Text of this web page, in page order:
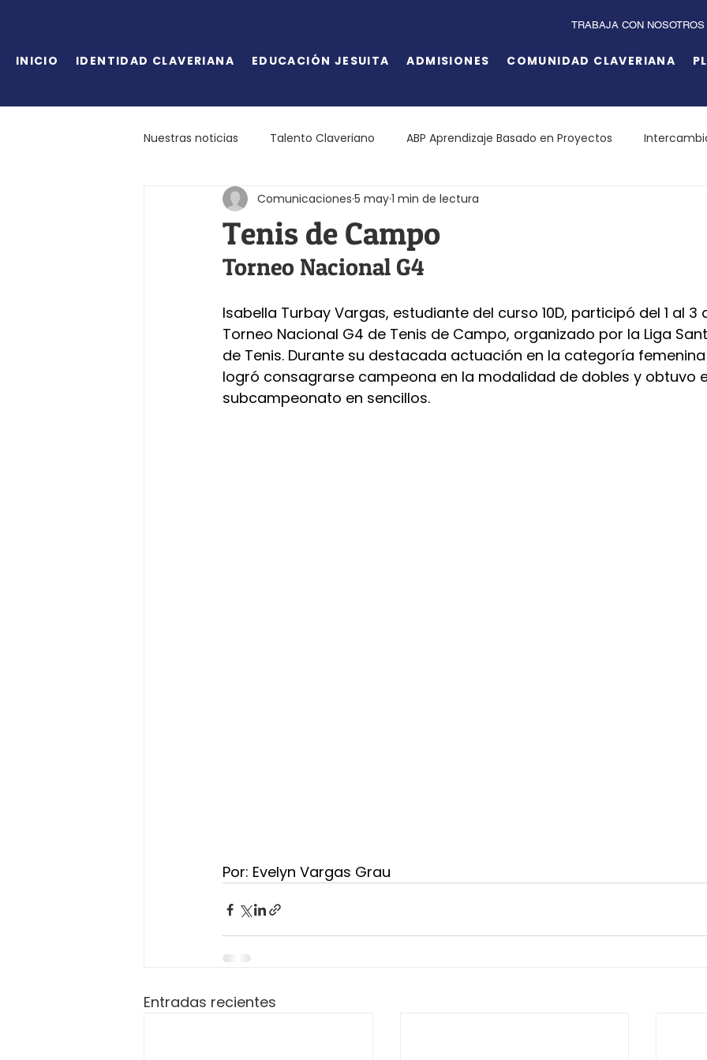
TRABAJA CON NOSOTROS
INICIO IDENTIDAD CLAVERIANA EDUCACIÓN JESUITA ADMISIONES COMUNIDAD CLAVERIANA
Nuestras noticias Talento Claveriano ABP Aprendizaje Basado en Proyectos
Tenis de Campo
Comunicaciones 5 may1 min de lectura
Torneo Nacional G4
Isabella Turbay Vargas, estudiante del curso 10D, participó del 1 al 3
Torneo Nacional G4 de Tenis de Campo, organizado por la Liga
de Tenis. Durante su destacada actuación en la categoría femenina
logró consagrarse campeona en la modalidad de dobles y obtuvo
subcampeonato en sencillos.
Por: Evelyn Vargas Grau
Entradas recientes